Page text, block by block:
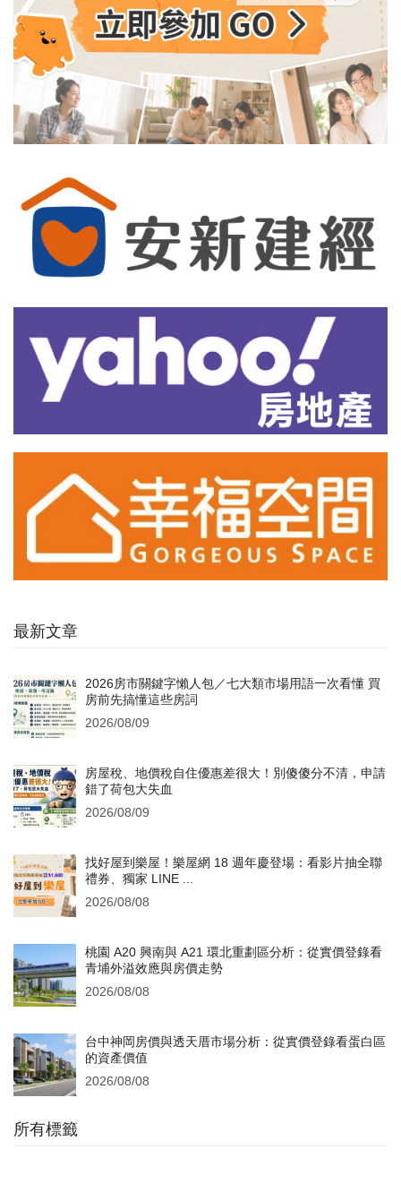
最新文章
2026房市關鍵字懶人包／七大類市場用語一次看懂 買
房前先搞懂這些房詞
2026/08/09
房屋稅、地價稅自住優惠差很大！別傻傻分不清，申請
錯了荷包大失血
2026/08/09
找好屋到樂屋！樂屋網 18 週年慶登場：看影片抽全聯
禮券、獨家 LINE ...
2026/08/08
桃園 A20 興南與 A21 環北重劃區分析：從實價登錄看
青埔外溢效應與房價走勢
2026/08/08
台中神岡房價與透天厝市場分析：從實價登錄看蛋白區
的資產價值
2026/08/08
所有標籤